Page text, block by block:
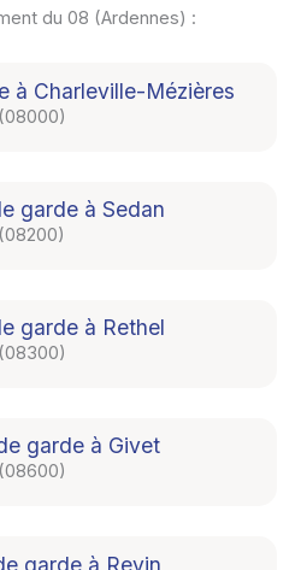
du 08 (Ardennes) :
à Charleville-Mézières
(08000)
garde à Sedan
(08200)
garde à Rethel
(08300)
garde à Givet
(08600)
garde à Revin